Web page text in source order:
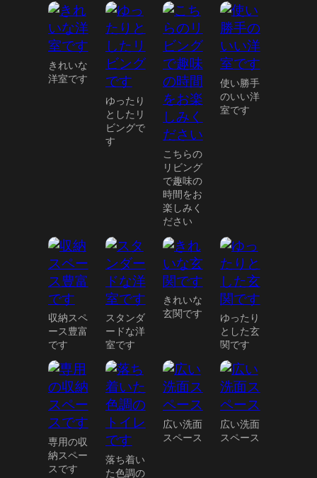
きれいな
洋室です
ゆったり
としたリ
ビングで
す
こちらの
リビング
で趣味の
時間をお
楽しみく
ださい
使い勝手
のいい洋
室です
収納スペ
ース豊富
です
スタンダ
ードな洋
室です
きれいな
玄関です
ゆったり
とした玄
関です
専用の収
納スペー
スです
落ち着い
た色調の
広い洗面
スペース
広い洗面
スペース